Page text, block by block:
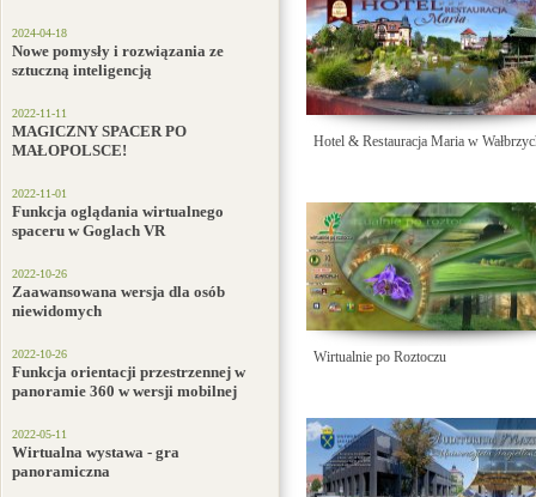
2024-04-18
Nowe pomysły i rozwiązania ze
sztuczną inteligencją
2022-11-11
MAGICZNY SPACER PO
MAŁOPOLSCE!
2022-11-01
Funkcja oglądania wirtualnego
spaceru w Goglach VR
2022-10-26
Zaawansowana wersja dla osób
niewidomych
2022-10-26
Funkcja orientacji przestrzennej w
panoramie 360 w wersji mobilnej
2022-05-11
Wirtualna wystawa - gra
panoramiczna
Hotel & Restauracja Maria w
Wirtualnie po Roztoczu